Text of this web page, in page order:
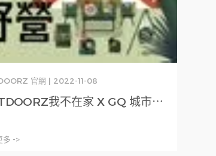
官網 | 2022-11-08
我不在家 X GQ 城市⋯
多 ->